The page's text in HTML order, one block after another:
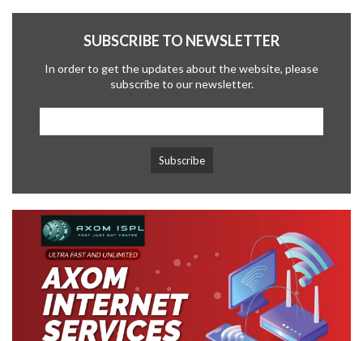
SUBSCRIBE TO NEWSLETTER
In order to get the updates about the website, please
subscribe to our newsletter.